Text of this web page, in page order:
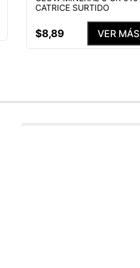
CATRICE SURTIDO
$8,89 VER MÁS